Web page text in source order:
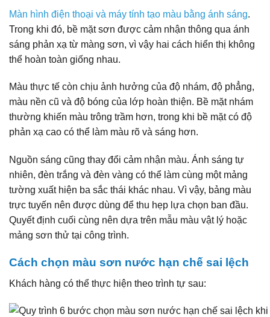
Màn hình điện thoại và máy tính tạo màu bằng ánh sáng.
Trong khi đó, bề mặt sơn được cảm nhận thông qua ánh
sáng phản xạ từ màng sơn, vì vậy hai cách hiển thị không
thể hoàn toàn giống nhau.
Màu thực tế còn chịu ảnh hưởng của độ nhám, độ phẳng,
màu nền cũ và độ bóng của lớp hoàn thiện. Bề mặt nhám
thường khiến màu trông trầm hơn, trong khi bề mặt có độ
phản xạ cao có thể làm màu rõ và sáng hơn.
Nguồn sáng cũng thay đổi cảm nhận màu. Ánh sáng tự
nhiên, đèn trắng và đèn vàng có thể làm cùng một mảng
tường xuất hiện ba sắc thái khác nhau. Vì vậy, bảng màu
trực tuyến nên được dùng để thu hẹp lựa chọn ban đầu.
Quyết định cuối cùng nên dựa trên mẫu màu vật lý hoặc
mảng sơn thử tại công trình.
Cách chọn màu sơn nước hạn chế sai lệch
Khách hàng có thể thực hiện theo trình tự sau: